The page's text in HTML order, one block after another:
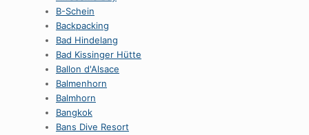
B-Schein
Backpacking
Bad Hindelang
Bad Kissinger Hütte
Ballon d'Alsace
Balmenhorn
Balmhorn
Bangkok
Bans Dive Resort